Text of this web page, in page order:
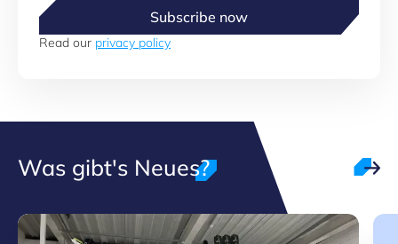
Subscribe now
Read our privacy policy
Was gibt's Neues?